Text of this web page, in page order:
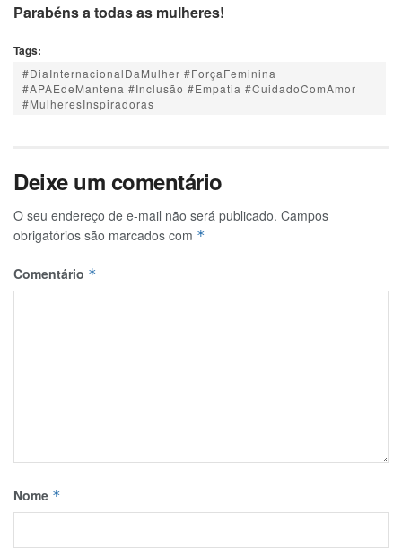
Parabéns a todas as mulheres!
Tags:
#DiaInternacionalDaMulher #ForçaFeminina
#APAEdeMantena #Inclusão #Empatia #CuidadoComAmor
#MulheresInspiradoras
Deixe um comentário
O seu endereço de e-mail não será publicado. Campos
obrigatórios são marcados com *
Comentário *
Nome *